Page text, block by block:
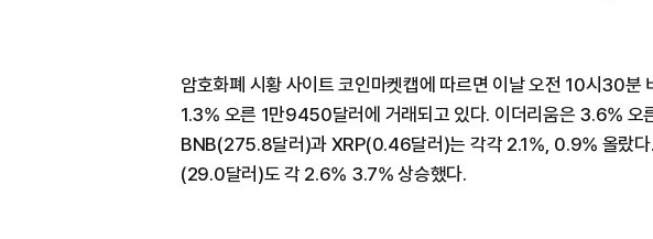
암호화폐 시황 사이트 코인마켓캡에 따르면 이날 오전 10시30분
1.3% 오른 1만9450달러에 거래되고 있다. 이더리움은 3.6% 오
BNB(275.8달러)과 XRP(0.46달러)는 각각 2.1%, 0.9% 올랐
(29.0달러)도 각 2.6% 3.7% 상승했다.